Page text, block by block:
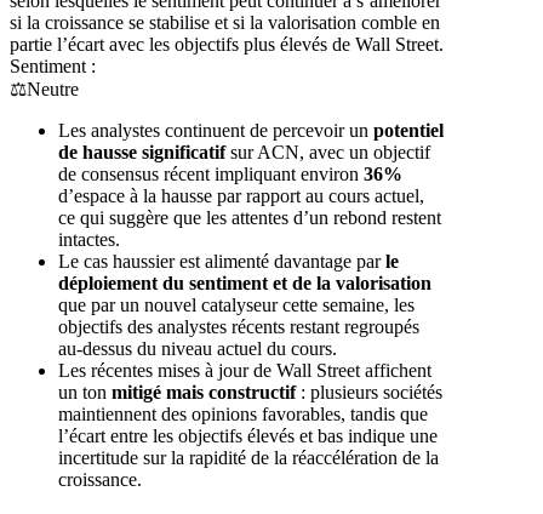
si la croissance se stabilise et si la valorisation comble en
partie l’écart avec les objectifs plus élevés de Wall Street.
Sentiment :
⚖️Neutre
Les analystes continuent de percevoir un potentiel
de hausse significatifsur ACN, avec un objectif
de consensus récent impliquant environ 36%
d’espace à la hausse par rapport au cours actuel,
ce qui suggère que les attentes d’un rebond restent
intactes.
Le cas haussier est alimenté davantage parle
déploiement du sentiment et de la valorisation
que par un nouvel catalyseur cette semaine, les
objectifs des analystes récents restant regroupés
au-dessus du niveau actuel du cours.
Les récentes mises à jour de Wall Street affichent
un ton mitigé mais constructif: plusieurs sociétés
maintiennent des opinions favorables, tandis que
l’écart entre les objectifs élevés et bas indique une
incertitude sur la rapidité de la réaccélération de la
croissance.